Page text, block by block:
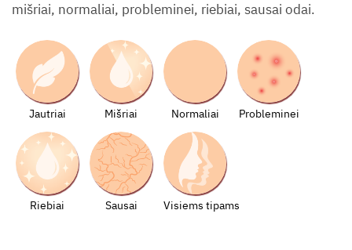
mišriai, normaliai, probleminei, riebiai, sausai odai.
Jautriai Mišriai Normaliai Probleminei
Riebiai Sausai Visiems tipams